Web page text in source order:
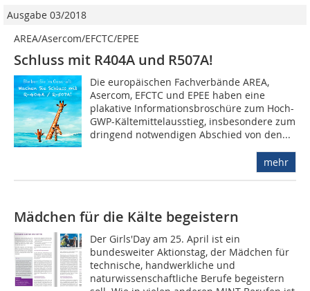
Ausgabe 03/2018
AREA/Asercom/EFCTC/EPEE
Schluss mit R404A und R507A!
Die europäischen Fachverbände AREA,
Asercom, EFCTC und EPEE haben eine
plakative Informationsbroschüre zum Hoch-
GWP-Kältemittelausstieg, insbesondere zum
dringend notwendigen Abschied von den...
mehr
Mädchen für die Kälte begeistern
Der Girls'Day am 25. April ist ein
bundesweiter Aktionstag, der Mädchen für
technische, handwerkliche und
naturwissenschaftliche Berufe begeistern